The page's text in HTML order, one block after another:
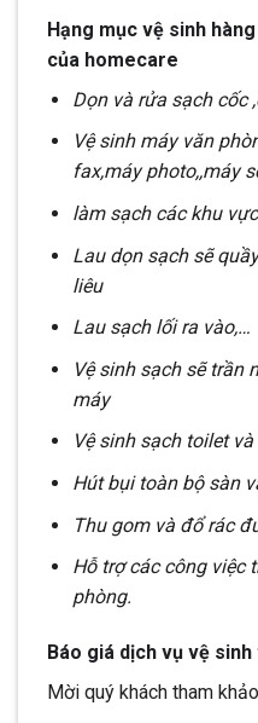
Hạng mục vệ sinh
của homecare
Dọn và rửa sạch cốc
Vệ sinh máy văn
fax,máy photo,,máy
làm sạch các khu
Lau dọn sạch sẽ
liêu
Lau sạch lối ra vào,…
Vệ sinh sạch sẽ trần
máy
Vệ sinh sạch toilet
Hút bụi toàn bộ sàn
Thu gom và đổ rác
Hỗ trợ các công việc
phòng.
Báo giá dịch vụ vệ sinh
Mời quý khách tham